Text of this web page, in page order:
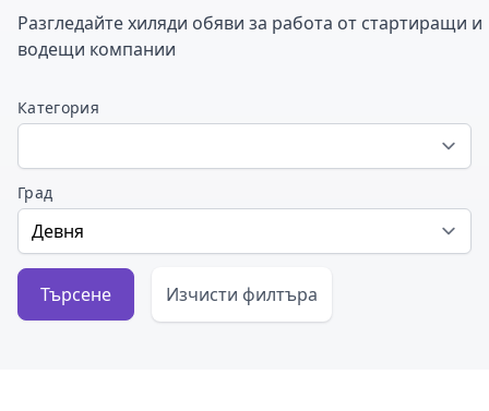
Разгледайте хиляди обяви за работа от стартиращи и
водещи компании
Категория
Град
Търсене Изчисти филтъра